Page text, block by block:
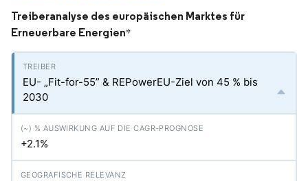
Treiberanalyse des europäischen Marktes für
Erneuerbare Energien*
EU- „Fit-for-55” & REPowerEU-Ziel von 45 % bis
2030
+2.1%